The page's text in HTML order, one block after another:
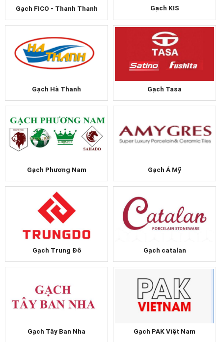
Gạch FICO - Thanh Thanh Gạch KIS
Gạch Hà Thanh Gạch Tasa
Gạch Phương Nam Gạch Á Mỹ
Gạch Trung Đô Gạch catalan
Gạch Tây Ban Nha Gạch PAK Việt Nam